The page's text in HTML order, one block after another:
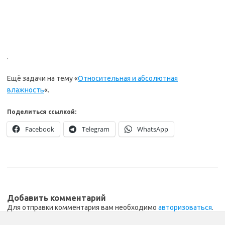
.
Ещё задачи на тему «Относительная и абсолютная
влажность«.
Поделиться ссылкой:
Facebook Telegram WhatsApp
Добавить комментарий
Для отправки комментария вам необходимо авторизоваться.